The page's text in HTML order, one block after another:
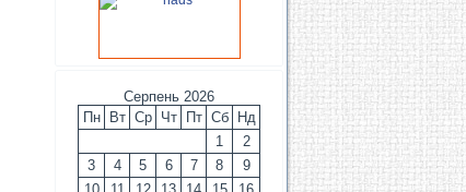
Серпень 2026
Пн
Вт Ср Чт Пт Сб
Нд
1
2
3
4 5 6 7 8
9